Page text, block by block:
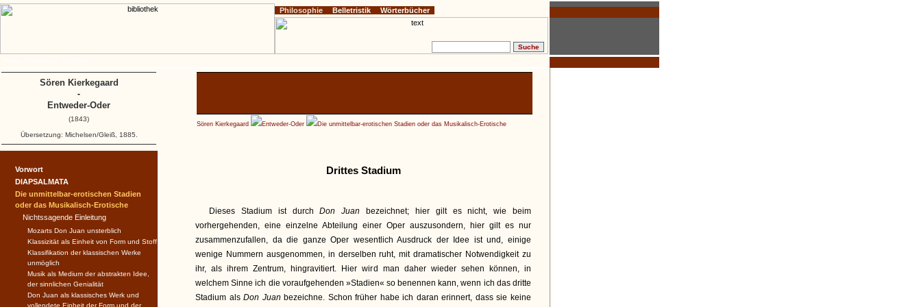
Sören Kierkegaard Entweder-Oder Die unmittelbar-erotischen Stadien oder das Musikalisch-Erotische
Drittes Stadium
Dieses Stadium ist durchDon Juan bezeichnet; hier gilt es nicht, wie beim
vorhergehenden, eine einzelne Abteilung einer Oper auszusondern, hier gilt es nur
zusammenzufallen, da die ganze Oper wesentlich Ausdruck der Idee ist und, einige
wenige Nummern ausgenommen, in derselben ruht, mit dramatischer Notwendigkeit zu
ihr, als ihrem Zentrum, hingravitiert. Hier wird man daher wieder sehen können, in
welchem Sinne ich die voraufgehenden »Stadien« so benennen kann, wenn ich das dritte
Stadium alsDon Juan bezeichne. Schon früher habe ich daran erinnert, dass sie keine
Vorwort
DIAPSALMATA
Die unmittelbar-erotischen Stadien
oder das Musikalisch-Erotische
Nichtssagende Einleitung
Mozarts Don Juan unsterblich
Klassizität als Einheit von Form und Stoff
Klassifikation der klassischen Werke
unmöglich
Musik als Medium der abstrakten Idee,
der sinnlichen Genialität
Don Juan als klassisches Werk und
vollendete Einheit der Form und der
Philosophie Belletristik Wörterbücher
Sören Kierkegaard
-
Entweder-Oder
(1843)
Übersetzung: Michelsen/Gleiß, 1885.